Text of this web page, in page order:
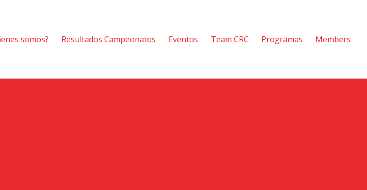
somos? Resultados Campeonatos Eventos Team CRC Programas Members